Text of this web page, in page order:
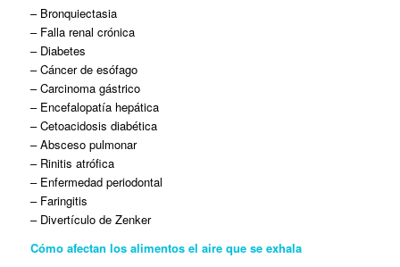
– Bronquiectasia
– Falla renal crónica
– Diabetes
– Cáncer de esófago
– Carcinoma gástrico
– Encefalopatía hepática
– Cetoacidosis diabética
– Absceso pulmonar
– Rinitis atrófica
– Enfermedad periodontal
– Faringitis
– Divertículo de Zenker
Cómo afectan los alimentos el aire que se exhala